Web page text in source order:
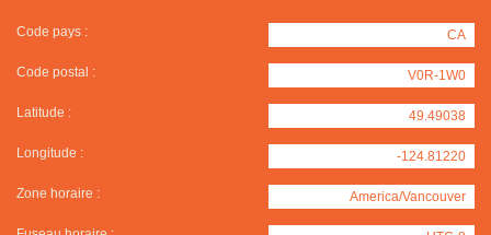
Code pays : CA
Code postal : V0R-1W0
Latitude : 49.49038
Longitude : -124.81220
Zone horaire : America/Vancouver